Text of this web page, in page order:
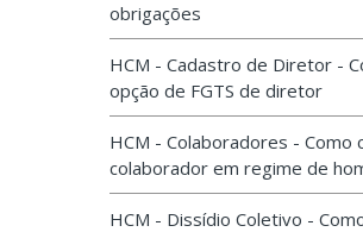
obrigações
HCM - Cadastro de Diretor -
opção de FGTS de diretor
HCM - Colaboradores - Como
colaborador em regime de
HCM - Dissídio Coletivo -